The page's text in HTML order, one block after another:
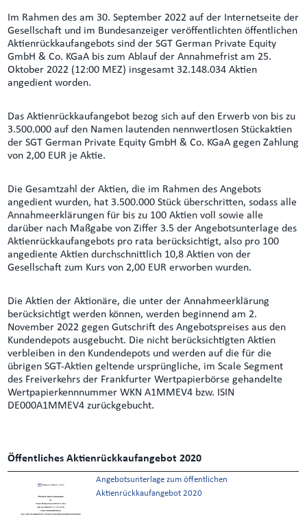
Im Rahmen des am 30. September 2022 auf der Internetseite der
Gesellschaft und im Bundesanzeiger veröffentlichten öffentlichen
Aktienrückkaufangebots sind der SGT German Private Equity
GmbH & Co. KGaA bis zum Ablauf der Annahmefrist am 25.
Oktober 2022 (12:00 MEZ) insgesamt 32.148.034 Aktien
angedient worden.
Das Aktienrückkaufangebot bezog sich auf den Erwerb von bis zu
3.500.000 auf den Namen lautenden nennwertlosen Stückaktien
der SGT German Private Equity GmbH & Co. KGaA gegen Zahlung
von 2,00 EUR je Aktie.
Die Gesamtzahl der Aktien, die im Rahmen des Angebots
angedient wurden, hat 3.500.000 Stück überschritten, sodass alle
Annahmeerklärungen für bis zu 100 Aktien voll sowie alle
darüber nach Maßgabe von Ziffer 3.5 der Angebotsunterlage des
Aktienrückkaufangebots pro rata berücksichtigt, also pro 100
angediente Aktien durchschnittlich 10,8 Aktien von der
Gesellschaft zum Kurs von 2,00 EUR erworben wurden.
Die Aktien der Aktionäre, die unter der Annahmeerklärung
berücksichtigt werden können, werden beginnend am 2.
November 2022 gegen Gutschrift des Angebotspreises aus den
Kundendepots ausgebucht. Die nicht berücksichtigten Aktien
verbleiben in den Kundendepots und werden auf die für die
übrigen SGT-Aktien geltende ursprüngliche, im Scale Segment
des Freiverkehrs der Frankfurter Wertpapierbörse gehandelte
Wertpapierkennnummer WKN A1MMEV4 bzw. ISIN
DE000A1MMEV4 zurückgebucht.
Öffentliches Aktienrückkaufangebot 2020
Angebotsunterlage zum öffentlichen
Aktienrückkaufangebot 2020